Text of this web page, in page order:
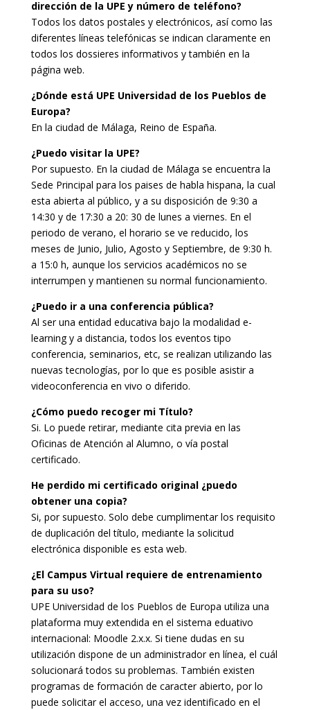
dirección de la UPE y número de teléfono?
Todos los datos postales y electrónicos, así como las
diferentes líneas telefónicas se indican claramente en
todos los dossieres informativos y también en la
página web.
¿Dónde está UPE Universidad de los Pueblos de
Europa?
En la ciudad de Málaga, Reino de España.
¿Puedo visitar la UPE?
Por supuesto. En la ciudad de Málaga se encuentra la
Sede Principal para los paises de habla hispana, la cual
esta abierta al público, y a su disposición de 9:30 a
14:30 y de 17:30 a 20: 30 de lunes a viernes. En el
periodo de verano, el horario se ve reducido, los
meses de Junio, Julio, Agosto y Septiembre, de 9:30 h.
a 15:0 h, aunque los servicios académicos no se
interrumpen y mantienen su normal funcionamiento.
¿Puedo ir a una conferencia pública?
Al ser una entidad educativa bajo la modalidad e-
learning y a distancia, todos los eventos tipo
conferencia, seminarios, etc, se realizan utilizando las
nuevas tecnologías, por lo que es posible asistir a
videoconferencia en vivo o diferido.
¿Cómo puedo recoger mi Título?
Si. Lo puede retirar, mediante cita previa en las
Oficinas de Atención al Alumno, o vía postal
certificado.
He perdido mi certificado original ¿puedo
obtener una copia?
Si, por supuesto. Solo debe cumplimentar los requisito
de duplicación del título, mediante la solicitud
electrónica disponible es esta web.
¿El Campus Virtual requiere de entrenamiento
para su uso?
UPE Universidad de los Pueblos de Europa utiliza una
plataforma muy extendida en el sistema eduativo
internacional: Moodle 2.x.x. Si tiene dudas en su
utilización dispone de un administrador en línea, el cuál
solucionará todos su problemas. También existen
programas de formación de caracter abierto, por lo
puede solicitar el acceso, una vez identificado en el